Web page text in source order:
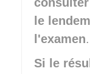
le
l'examen.
Si le